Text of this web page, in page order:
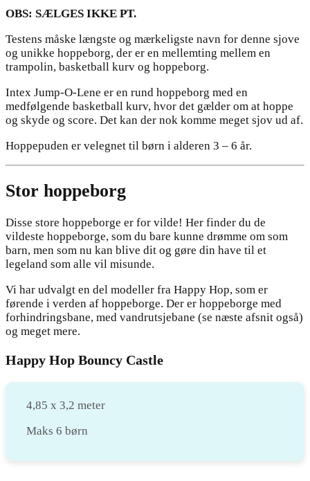
OBS: SÆLGES IKKE PT.
Testens måske længste og mærkeligste navn for denne sjove
og unikke hoppeborg, der er en mellemting mellem en
trampolin, basketball kurv og hoppeborg.
Intex Jump-O-Lene er en rund hoppeborg med en
medfølgende basketball kurv, hvor det gælder om at hoppe
og skyde og score. Det kan der nok komme meget sjov ud af.
Hoppepuden er velegnet til børn i alderen 3 – 6 år.
Stor hoppeborg
Disse store hoppeborge er for vilde! Her finder du de
vildeste hoppeborge, som du bare kunne drømme om som
barn, men som nu kan blive dit og gøre din have til et
legeland som alle vil misunde.
Vi har udvalgt en del modeller fra Happy Hop, som er
førende i verden af hoppeborge. Der er hoppeborge med
forhindringsbane, med vandrutsjebane (se næste afsnit også)
og meget mere.
Happy Hop Bouncy Castle
4,85 x 3,2 meter
Maks 6 børn